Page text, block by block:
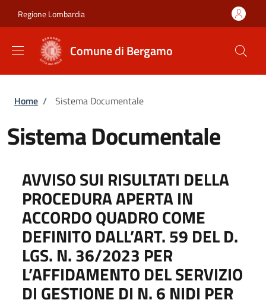
Regione Lombardia
Comune di Bergamo
Briciole di pane
Home / Sistema Documentale
Sistema Documentale
AVVISO SUI RISULTATI DELLA
PROCEDURA APERTA IN
ACCORDO QUADRO COME
DEFINITO DALL’ART. 59 DEL D.
LGS. N. 36/2023 PER
L’AFFIDAMENTO DEL SERVIZIO
DI GESTIONE DI N. 6 NIDI PER